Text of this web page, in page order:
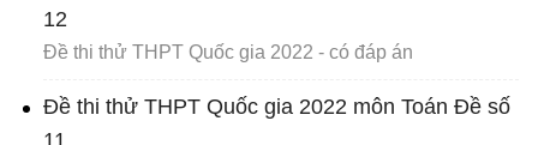
12
Đề thi thử THPT Quốc gia 2022 - có đáp án
Đề thi thử THPT Quốc gia 2022 môn Toán Đề số